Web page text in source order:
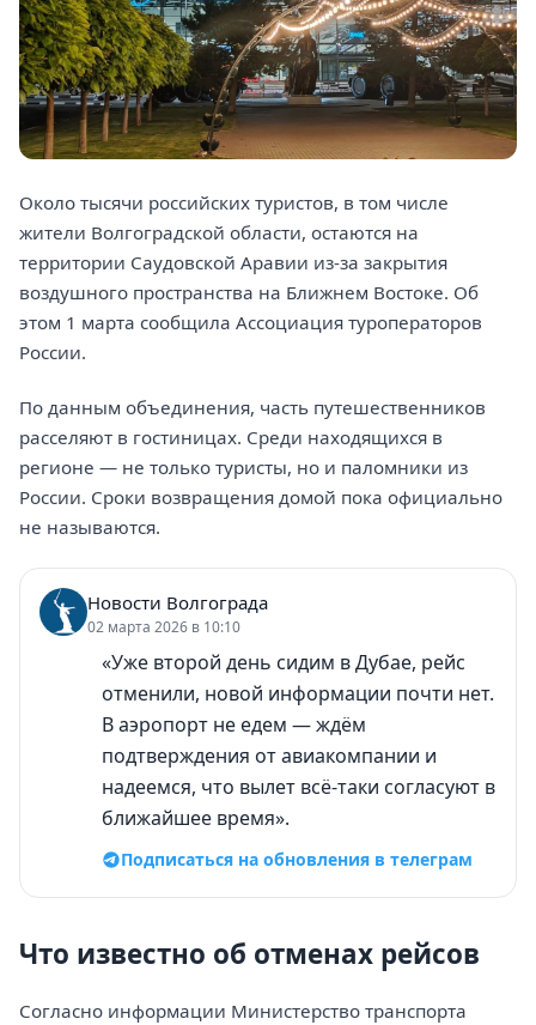
Около тысячи российских туристов, в том числе
жители Волгоградской области, остаются на
территории Саудовской Аравии из-за закрытия
воздушного пространства на Ближнем Востоке. Об
этом 1 марта сообщила Ассоциация туроператоров
России.
По данным объединения, часть путешественников
расселяют в гостиницах. Среди находящихся в
регионе — не только туристы, но и паломники из
России. Сроки возвращения домой пока официально
не называются.
Новости Волгограда
02 марта 2026 в 10:10
«Уже второй день сидим в Дубае, рейс
отменили, новой информации почти нет.
В аэропорт не едем — ждём
подтверждения от авиакомпании и
надеемся, что вылет всё-таки согласуют в
ближайшее время».
Подписаться на обновления в телеграм
Что известно об отменах рейсов
Согласно информации Министерство транспорта